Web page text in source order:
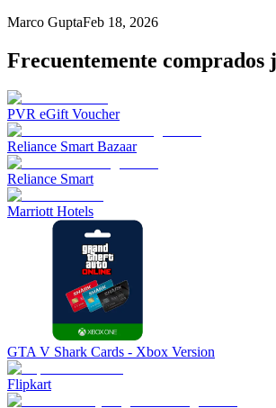
Marco GuptaFeb 18, 2026
Frecuentemente comprados
PVR eGift Voucher
Reliance Smart Bazaar
Reliance Smart
Marriott Hotels
GTA V Shark Cards - Xbox Version
Flipkart